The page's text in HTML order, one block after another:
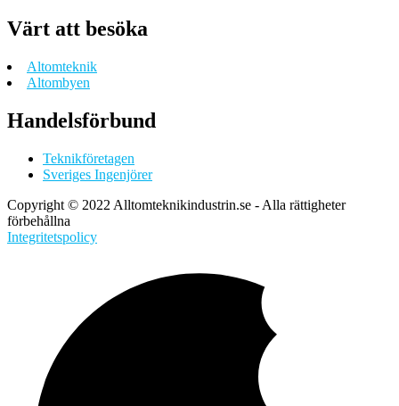
Värt att besöka
Altomteknik
Altombyen
Handelsförbund
Teknikföretagen
Sveriges Ingenjörer
Copyright © 2022 Alltomteknikindustrin.se - Alla rättigheter
förbehållna
Integritetspolicy